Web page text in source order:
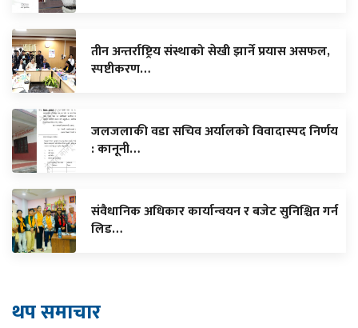
तीन अन्तर्राष्ट्रिय संस्थाको सेखी झार्ने प्रयास असफल,
स्पष्टीकरण…
जलजलाकी वडा सचिव अर्यालको विवादास्पद निर्णय
: कानूनी…
संवैधानिक अधिकार कार्यान्वयन र बजेट सुनिश्चित गर्न
लिड…
थप समाचार